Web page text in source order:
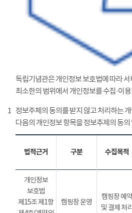
독립기념관은 개인정보 보호법에 따라
최소한의 범위에서 개인정보를 수집·이
1 정보주체의 동의를 받지 않고 처리하는
다음의 개인정보 항목을 정보추제의 동
법적근거 구분 수집목적
개인정보
보호법
제15조 제1항
캠핑장 운영
캠핑장 예약
및 결제 처리